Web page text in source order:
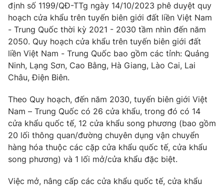
THỜI BÁO VTV
Theo dõi báo trên
Cơ quan báo chí:Thời báo VTV
Giấy phép hoạt động báo in và báo điện tử số 483/GP-BTTTT
cấp ngày 29/12/2023
Tổng Biên tập:Vũ Thanh Thủy
Phó Tổng Biên tập:
Nguyễn Thị Mỹ Hạnh, Phạm Quốc Thắng,
Nguyễn Trọng Ninh
Tổng đài VTV:024.38 355 931 - 024.38 355 932
định số 1199/QĐ-TTg ngày 14/10/2023 phê duyệt quy
hoạch cửa khẩu trên tuyến biên giới đất liền Việt Nam
- Trung Quốc thời kỳ 2021 - 2030 tầm nhìn đến năm
2050. Quy hoạch cửa khẩu trên tuyến biên giới đất
liền Việt Nam - Trung Quốc bao gồm các tỉnh: Quảng
Ninh, Lạng Sơn, Cao Bằng, Hà Giang, Lào Cai, Lai
Châu, Điện Biên.
Theo Quy hoạch, đến năm 2030, tuyến biên giới Việt
Nam – Trung Quốc có 26 cửa khẩu, trong đó có 14
cửa khẩu quốc tế, 12 cửa khẩu song phương (bao gồm
20 lối thông quan/đường chuyên dụng vận chuyển
hàng hóa thuộc các cặp cửa khẩu quốc tế, cửa khẩu
song phương) và 1 lối mở/cửa khẩu đặc biệt.
Việc mở, nâng cấp các cửa khẩu quốc tế, cửa khẩu